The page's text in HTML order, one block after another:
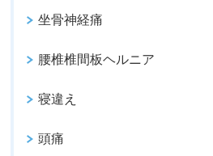
坐骨神経痛
腰椎椎間板ヘルニア
寝違え
頭痛